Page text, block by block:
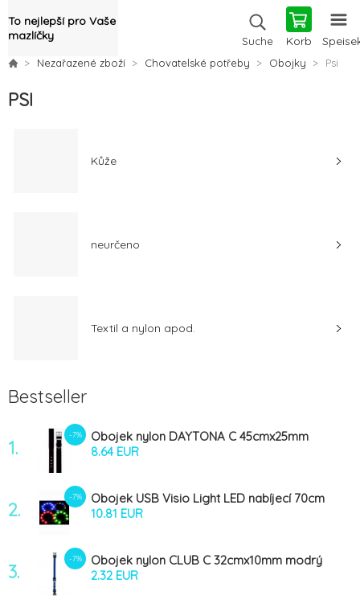
To nejlepší pro Vaše
mazlíčky
Suche Korb
Nezařazené zboží Chovatelské potřeby Obojky Psi
PSI
Kůže
neurčeno
Textil a nylon apod.
Bestseller
1.
-7%
Obojek nylon DAYTONA C 45cmx25mm
černý FP 1ks
8.64 EUR
2.
-7%
Obojek USB Visio Light LED nabíjecí 70cm
modrý KAR
10.81 EUR
3.
-7%
Obojek nylon CLUB C 32cmx10mm modrý
FP 1ks
2.32 EUR